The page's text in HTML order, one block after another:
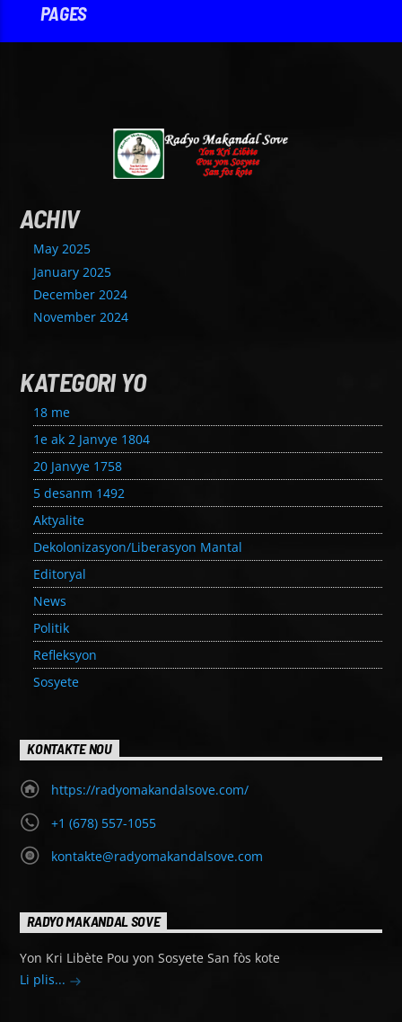
PAGES
ACHIV
May 2025
January 2025
December 2024
November 2024
KATEGORI YO
18 me
1e ak 2 Janvye 1804
20 Janvye 1758
5 desanm 1492
Aktyalite
Dekolonizasyon/Liberasyon Mantal
Editoryal
News
Politik
Refleksyon
Sosyete
KONTAKTE NOU
https://radyomakandalsove.com/
+1 (678) 557-1055
kontakte@radyomakandalsove.com
RADYO MAKANDAL SOVE
Yon Kri Libète Pou yon Sosyete San fòs kote
Li plis...